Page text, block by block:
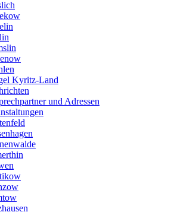
Kyritz-Land
und Adressen